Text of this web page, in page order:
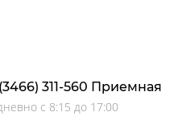
311-560 Приемная
с 8:15 до 17:00